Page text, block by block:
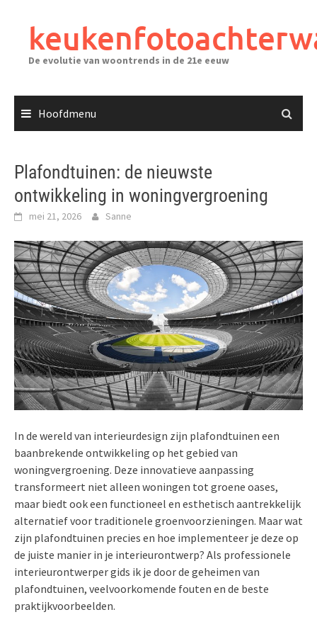
inhoudDe evolutie van woontrends in de 21e eeuw
Hoofdmenu
Plafondtuinen: de nieuwste
ontwikkeling in woningvergroening
mei 21, 2026 Sanne
In de wereld van interieurdesign zijn plafondtuinen een
baanbrekende ontwikkeling op het gebied van
woningvergroening. Deze innovatieve aanpassing
transformeert niet alleen woningen tot groene oases,
maar biedt ook een functioneel en esthetisch aantrekkelijk
alternatief voor traditionele groenvoorzieningen. Maar wat
zijn plafondtuinen precies en hoe implementeer je deze op
de juiste manier in je interieurontwerp? Als professionele
interieurontwerper gids ik je door de geheimen van
plafondtuinen, veelvoorkomende fouten en de beste
praktijkvoorbeelden.